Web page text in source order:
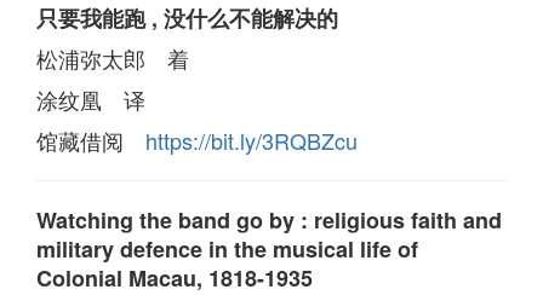
只要我能跑 , 没什么不能解决的
松浦弥太郎 着
涂纹凰 译
馆藏借阅 https://bit.ly/3RQBZcu
Watching the band go by : religious faith and
military defence in the musical life of
Colonial Macau, 1818-1935